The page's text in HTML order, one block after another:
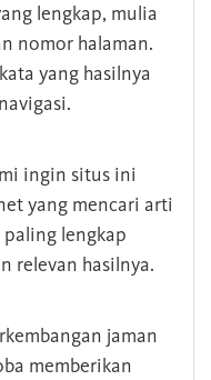
lengkap, mulia
nomor halaman.
yang hasilnya
ingin situs ini
yang mencari arti
lengkap
relevan hasilnya.
jaman
memberikan